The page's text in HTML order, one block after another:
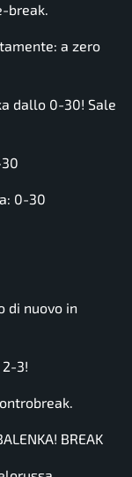
break.
a zero
dallo 0-30! Sale
0-30
di nuovo in
2-3!
BREAK